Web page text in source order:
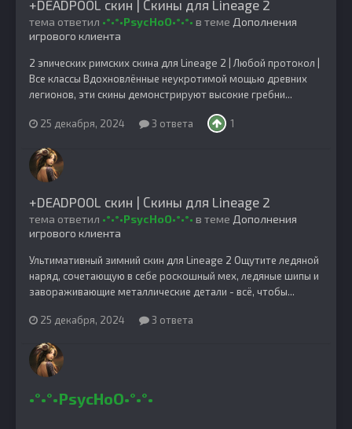
+DEADPOOL скин | Скины для Lineage 2
тема ответил •°•°•PsycHoO•°•°• в теме Дополнения
игрового клиента
2 эпических римских скина для Lineage 2 | Любой протокол |
Все классы Вдохновлённые неукротимой мощью древних
легионов, эти скины демонстрируют высокие гребни...
25 декабря, 2024 3 ответа 1
+DEADPOOL скин | Скины для Lineage 2
тема ответил •°•°•PsycHoO•°•°• в теме Дополнения
игрового клиента
Ультимативный зимний скин для Lineage 2 Ощутите ледяной
наряд, сочетающую в себе роскошный мех, ледяные шипы и
завораживающие металлические детали - всё, чтобы...
25 декабря, 2024 3 ответа
•°•°•PsycHoO•°•°•